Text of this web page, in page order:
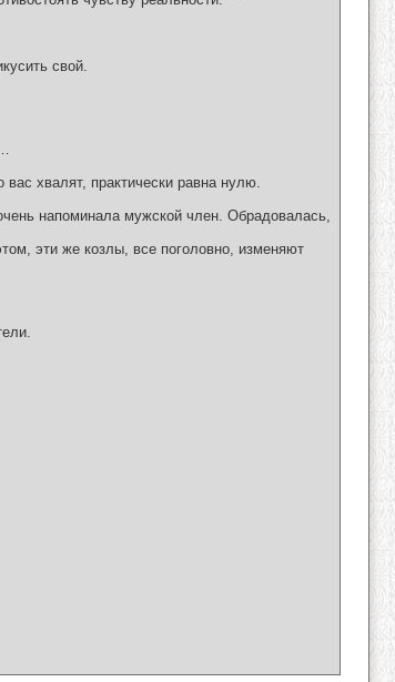
свой.
хвалят, практически равна нулю.
напоминала мужской член. Обрадовалась,
эти же козлы, все поголовно, изменяют